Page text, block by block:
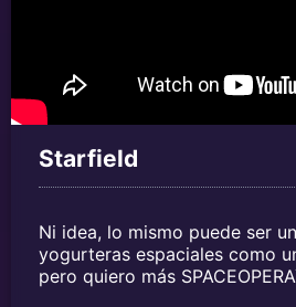
Starfield
Ni idea, lo mismo puede ser
yogurteras espaciales como
pero quiero más